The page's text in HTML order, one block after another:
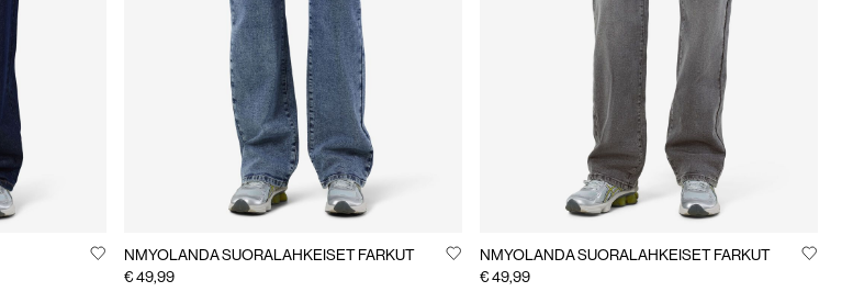
NMYOLANDA SUORALAHKEISET FARKUT
€ 49,99
NMYOLANDA SUORALAHKEISET FARKUT
€ 49,99